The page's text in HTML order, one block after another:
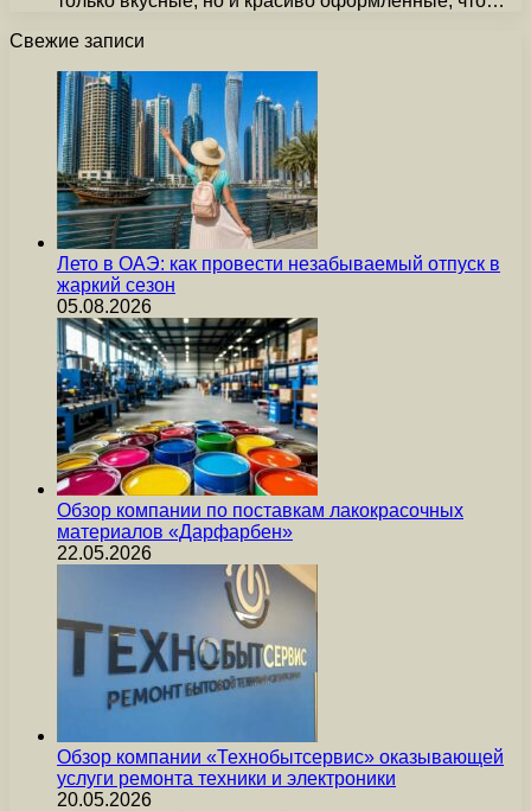
Свежие записи
Лето в ОАЭ: как провести незабываемый отпуск в
жаркий сезон
05.08.2026
Обзор компании по поставкам лакокрасочных
материалов «Дарфарбен»
22.05.2026
Обзор компании «Технобытсервис» оказывающей
услуги ремонта техники и электроники
20.05.2026